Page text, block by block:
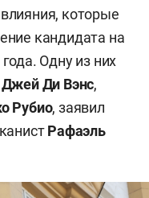
которые
кандидата на
Одну из них
Джей Ди Вэнс,
Рубио, заявил
Рафаэль